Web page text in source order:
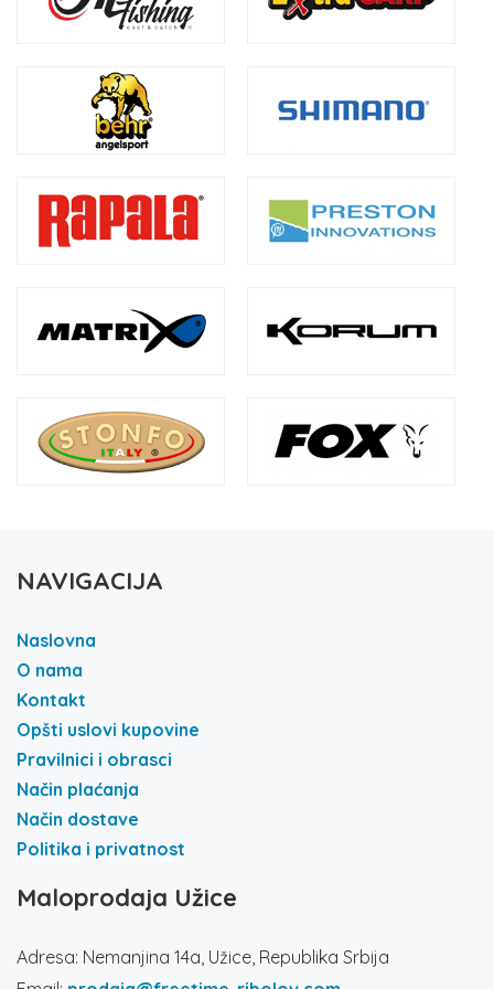
NAVIGACIJA
Naslovna
O nama
Kontakt
Opšti uslovi kupovine
Pravilnici i obrasci
Način plaćanja
Način dostave
Politika i privatnost
Maloprodaja Užice
Adresa: Nemanjina 14a, Užice, Republika Srbija